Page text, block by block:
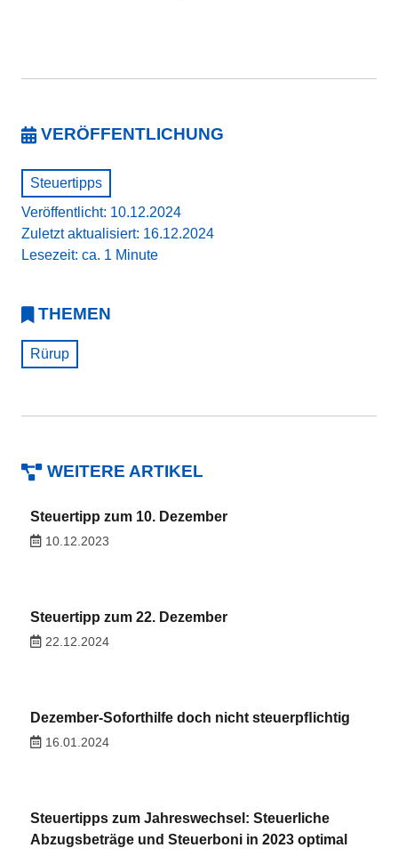
VERÖFFENTLICHUNG
Steuertipps
Veröffentlicht: 10.12.2024
Zuletzt aktualisiert: 16.12.2024
Lesezeit: ca. 1 Minute
THEMEN
Rürup
WEITERE ARTIKEL
Steuertipp zum 10. Dezember
10.12.2023
Steuertipp zum 22. Dezember
22.12.2024
Dezember-Soforthilfe doch nicht steuerpﬂichtig
16.01.2024
Steuertipps zum Jahreswechsel: Steuerliche
Abzugsbeträge und Steuerboni in 2023 optimal